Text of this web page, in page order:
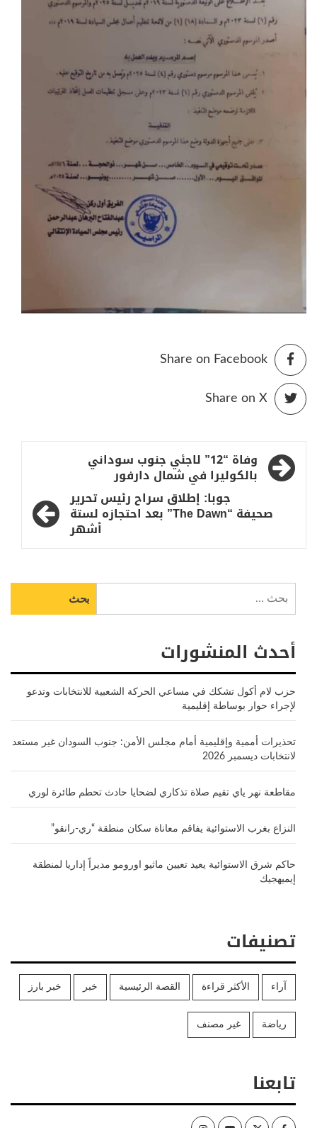
Share on Facebook
Share on X
تصفّح
المقالات
وفاة “12” لاجئي جنوب سوداني
بالكوليرا في شمال دارفور
جوبا: إطلاق سراح رئيس تحرير
صحيفة “The Dawn” بعد احتجازه لستة
أشهر
عن:
أحدث المنشورات
حزب لام أكول تشكك في مساعي الحركة الشعبية للانتخابات وتدعو
لإجراء حوار بوساطة إقليمية
تحذيرات أممية وإقليمية أمام مجلس الأمن: جنوب السودان غير مستعد
لانتخابات ديسمبر 2026
مقاطعة نهر ياي تقيم صلاة تذكاري لضحايا حادث تحطم طائرة لوري
النزاع بغرب الاستوائية يفاقم معاناة سكان منطقة “ري-رانقو”
حاكم شرق الاستوائية يعيد تعيين ماثيو اورومو مديراً إداريا لمنطقة
إيميهجيك
تصنيفات
آراء الأكثر قراءة القصة الرئيسية خبر خبر بارز
رياضة غير مصنف
تابعنا